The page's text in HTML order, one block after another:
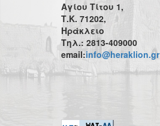
Αγίου Τίτου 1,
Τ.Κ. 71202,
Ηράκλειο
Τηλ.: 2813-409000
email:info@heraklion.gr